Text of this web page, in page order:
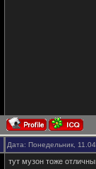
Дата: Понедельник,
тут музон тоже